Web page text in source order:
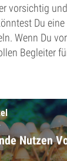
vorsichtig
Du
Wenn Du
Begleiter
Nutzen